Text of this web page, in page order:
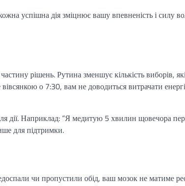
успішна дія зміцнює вашу впевненість і силу
рішень. Рутина зменшує кількість виборів,
о 7:30, вам не доводиться витрачати
дії. Наприклад: “Я медитую 5 хвилин щовечора
для підтримки.
чи пропустили обід, ваш мозок не матиме